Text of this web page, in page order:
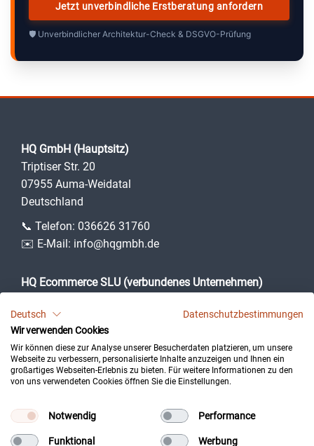
Jetzt unverbindliche Erstberatung anfordern
🛡️ Unverbindlicher Architektur-Check & DSGVO-Prüfung
HQ GmbH (Hauptsitz)
Triptiser Str. 20
07955 Auma-Weidatal
Deutschland
📞 Telefon: 036626 31760
✉️ E-Mail: info@hqgmbh.de
HQ Ecommerce SLU (verbundenes Unternehmen)
07360 Lloseta (Illes Balears)
Spanien
Impressum
Kontakt
Deutsch
Datenschutzbestimmungen
Wir verwenden Cookies
Wir können diese zur Analyse unserer Besucherdaten platzieren, um unsere
Webseite zu verbessern, personalisierte Inhalte anzuzeigen und Ihnen ein
großartiges Webseiten-Erlebnis zu bieten. Für weitere Informationen zu den
von uns verwendeten Cookies öffnen Sie die Einstellungen.
Notwendig Performance
Funktional Werbung